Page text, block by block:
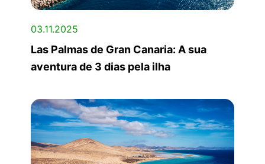
03.11.2025
Las Palmas de Gran Canaria: A sua
aventura de 3 dias pela ilha